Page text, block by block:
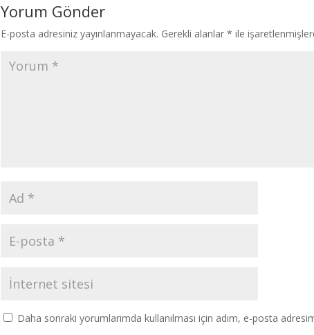
Yorum Gönder
E-posta adresiniz yayınlanmayacak. Gerekli alanlar * ile
Daha sonraki yorumlarımda kullanılması için adım, e-posta